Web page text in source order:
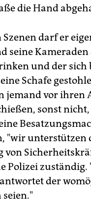
die Hand
Szenen darf er
seine
und der
Schafe
jemand vor
sonst
"wir unterstützen
von
Polizei
der